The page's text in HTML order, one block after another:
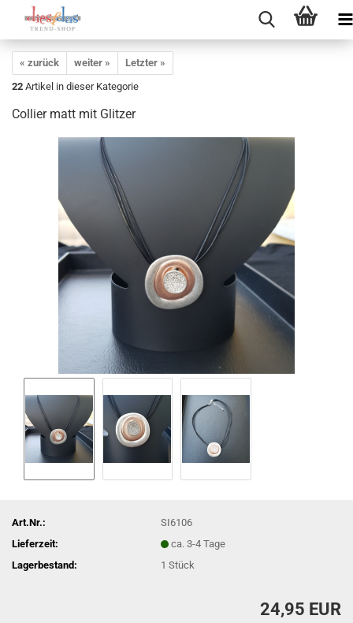
« zurück weiter »
Letzter »
22 Artikel in dieser Kategorie
Collier matt mit Glitzer
Art.Nr.:
SI6106
Lieferzeit:
ca. 3-4 Tage
Lagerbestand:
1Stück
24,95 EUR